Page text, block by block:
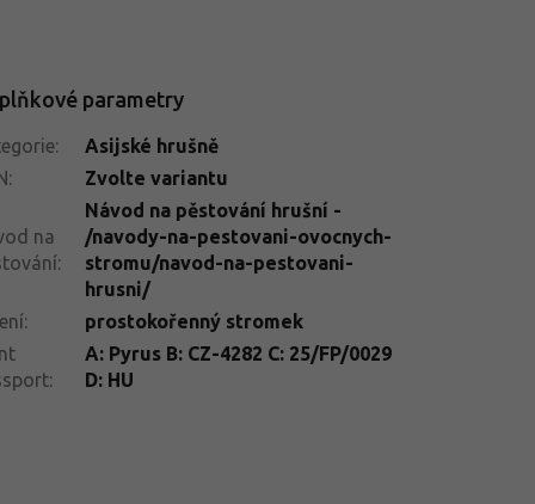
parametry
:
Asijské hrušně
: Zvolte variantu
na
:
Návod na pěstování hrušní -
/navody-na-pestovani-ovocnych-
stromu/navod-na-pestovani-
hrusni/
:
prostokořenný stromek
:
A: Pyrus B: CZ-4282 C: 25/FP/0029
D: HU